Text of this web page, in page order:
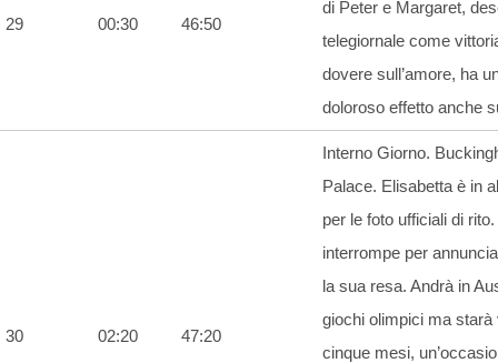
29 00:30 46:50
di Peter e Margaret,
telegiornale come
dovere sull’amore, ha
doloroso effetto anche
30 02:20 47:20
Interno Giorno.
Palace. Elisabetta è in
per le foto ufficiali di
interrompe per
la sua resa. Andrà in
giochi olimpici ma
cinque mesi,